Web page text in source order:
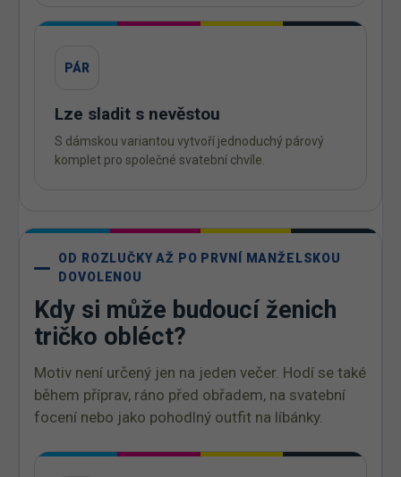
PÁR
Lze sladit s nevěstou
S dámskou variantou vytvoří jednoduchý párový
komplet pro společné svatební chvíle.
OD ROZLUČKY AŽ PO PRVNÍ MANŽELSKOU
DOVOLENOU
Kdy si může budoucí ženich
tričko obléct?
Motiv není určený jen na jeden večer. Hodí se také
během příprav, ráno před obřadem, na svatební
focení nebo jako pohodlný outfit na líbánky.